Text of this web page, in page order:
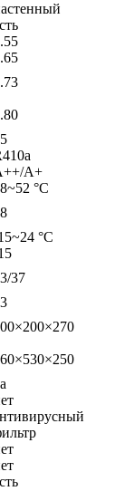
А+
°C
°C
37